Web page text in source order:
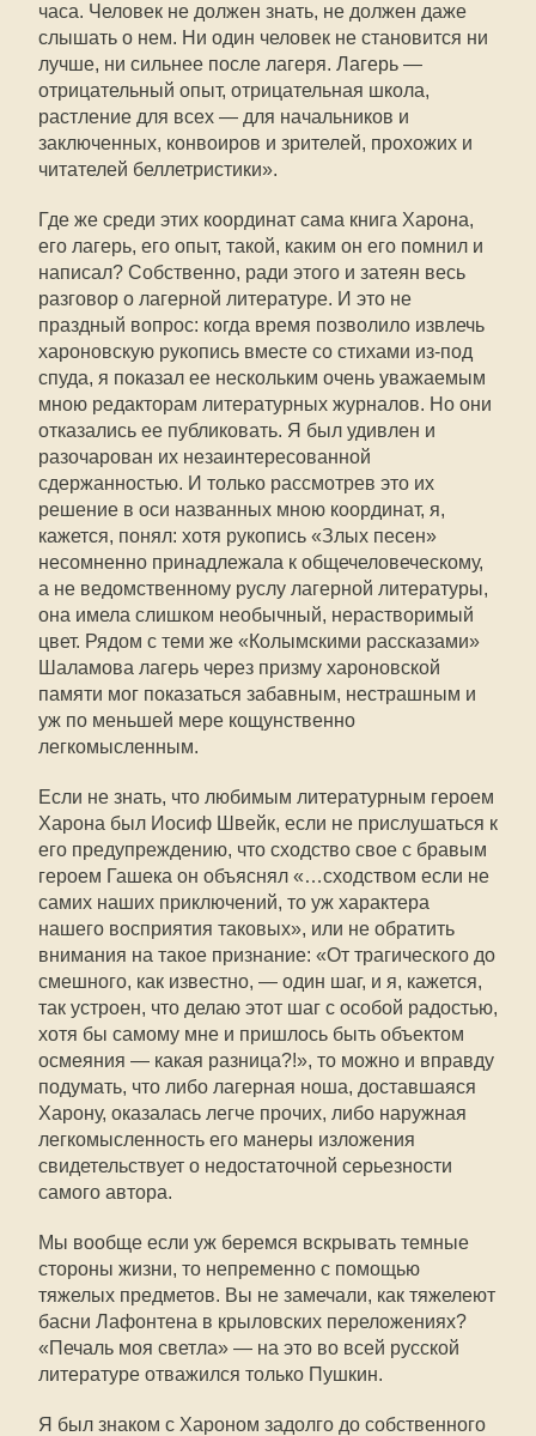
часа. Человек не должен знать, не должен даже
слышать о нем. Ни один человек не становится ни
лучше, ни сильнее после лагеря. Лагерь —
отрицательный опыт, отрицательная школа,
растление для всех — для начальников и
заключенных, конвоиров и зрителей, прохожих и
читателей беллетристики».
Где же среди этих координат сама книга Харона,
его лагерь, его опыт, такой, каким он его помнил и
написал? Собственно, ради этого и затеян весь
разговор о лагерной литературе. И это не
праздный вопрос: когда время позволило извлечь
хароновскую рукопись вместе со стихами из-под
спуда, я показал ее нескольким очень уважаемым
мною редакторам литературных журналов. Но они
отказались ее публиковать. Я был удивлен и
разочарован их незаинтересованной
сдержанностью. И только рассмотрев это их
решение в оси названных мною координат, я,
кажется, понял: хотя рукопись «Злых песен»
несомненно принадлежала к общечеловеческому,
а не ведомственному руслу лагерной литературы,
она имела слишком необычный, нерастворимый
цвет. Рядом с теми же «Колымскими рассказами»
Шаламова лагерь через призму хароновской
памяти мог показаться забавным, нестрашным и
уж по меньшей мере кощунственно
легкомысленным.
Если не знать, что любимым литературным героем
Харона был Иосиф Швейк, если не прислушаться к
его предупреждению, что сходство свое с бравым
героем Гашека он объяснял «…сходством если не
самих наших приключений, то уж характера
нашего восприятия таковых», или не обратить
внимания на такое признание: «От трагического до
смешного, как известно, — один шаг, и я, кажется,
так устроен, что делаю этот шаг с особой радостью,
хотя бы самому мне и пришлось быть объектом
осмеяния — какая разница?!», то можно и вправду
подумать, что либо лагерная ноша, доставшаяся
Харону, оказалась легче прочих, либо наружная
легкомысленность его манеры изложения
свидетельствует о недостаточной серьезности
самого автора.
Мы вообще если уж беремся вскрывать темные
стороны жизни, то непременно с помощью
тяжелых предметов. Вы не замечали, как тяжелеют
басни Лафонтена в крыловских переложениях?
«Печаль моя светла» — на это во всей русской
литературе отважился только Пушкин.
Я был знаком с Хароном задолго до собственного